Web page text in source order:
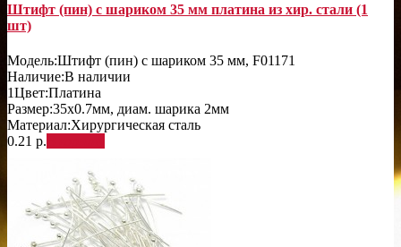
Штифт (пин) с шариком 35 мм платина из хир. стали (1
шт)
Модель:Штифт (пин) с шариком 35 мм, F01171
Наличие:В наличии
1Цвет:Платина
Размер:35х0.7мм, диам. шарика 2мм
Материал:Хирургическая сталь
0.21 р.